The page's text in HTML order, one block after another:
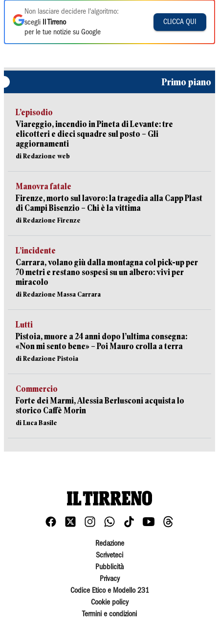
Non lasciare decidere l'algoritmo:
scegli
Il Tirreno
per le tue notizie su Google
CLICCA QUI
Primo piano
L’episodio
Viareggio, incendio in Pineta di Levante: tre
elicotteri e dieci squadre sul posto – Gli
aggiornamenti
di Redazione web
Manovra fatale
Firenze, morto sul lavoro: la tragedia alla Capp Plast
di Campi Bisenzio – Chi è la vittima
di Redazione Firenze
L’incidente
Carrara, volano giù dalla montagna col pick-up per
70 metri e restano sospesi su un albero: vivi per
miracolo
di Redazione Massa Carrara
Lutti
Pistoia, muore a 24 anni dopo l’ultima consegna:
«Non mi sento bene» – Poi Mauro crolla a terra
di Redazione Pistoia
Commercio
Forte dei Marmi, Alessia Berlusconi acquista lo
storico Caffè Morin
di Luca Basile
Redazione
Scriveteci
Pubblicità
Privacy
Codice Etico e Modello 231
Cookie policy
Termini e condizioni